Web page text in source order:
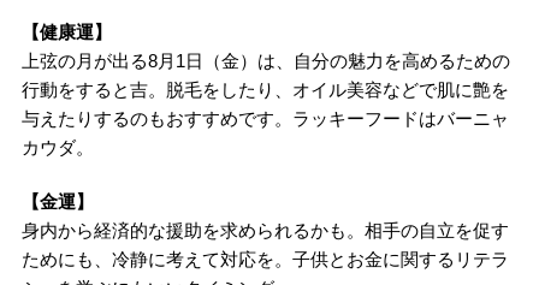
【健康運】
上弦の月が出る8月1日（金）は、自分の魅力を高めるための
行動をすると吉。脱毛をしたり、オイル美容などで肌に艶を
与えたりするのもおすすめです。ラッキーフードはバーニャ
カウダ。
【金運】
身内から経済的な援助を求められるかも。相手の自立を促す
ためにも、冷静に考えて対応を。子供とお金に関するリテラ